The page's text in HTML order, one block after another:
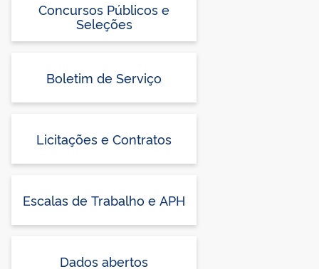
Concursos Públicos e
Seleções
Boletim de Serviço
Licitações e Contratos
Escalas de Trabalho e APH
Dados abertos